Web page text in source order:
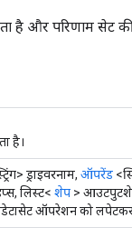
है और परिणाम सेट
है।
ड्राइवरनाम, ऑपरेंड
लिस्ट< शेप >
ऑपरेशन को लपेटकर